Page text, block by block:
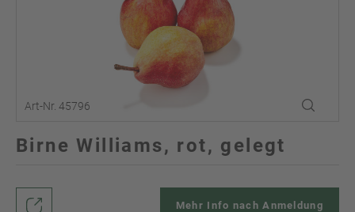
Art-Nr. 45796
Birne Williams, rot, gelegt
Mehr Info nach Anmeldung